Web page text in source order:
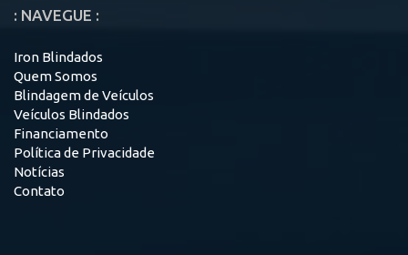
: NAVEGUE :
Iron Blindados
Quem Somos
Blindagem de Veículos
Veículos Blindados
Financiamento
Política de Privacidade
Notícias
Contato